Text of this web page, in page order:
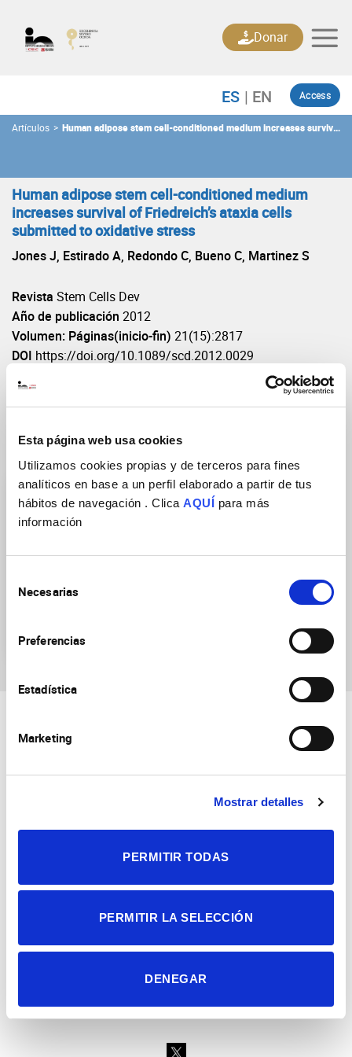
Esta página web usa cookies
Utilizamos cookies propias y de terceros para fines
analíticos en base a un perfil elaborado a partir de tus
hábitos de navegación . Clica AQUÍ para más
información
Necesarias
Preferencias
Estadística
Marketing
Mostrar detalles
PERMITIR TODAS
PERMITIR LA SELECCIÓN
DENEGAR
content
Access
Donar
Artículos > Human adipose stem cell-conditioned medium increases survival
Human adipose stem cell-conditioned medium
increases survival of Friedreich’s ataxia cells
submitted to oxidative stress
Jones J, Estirado A, Redondo C, Bueno C, Martinez S
Revista Stem Cells Dev
Año de publicación 2012
Volumen: Páginas(inicio-fin) 21(15):2817
DOI https://doi.org/10.1089/scd.2012.0029
Grupos de Investigación
Neurobiología de las
enfermedades mentales,
neurooncológicas
Campus de San Juan | Sant Joan d’Alacant
Alicante | España
Tel. + 34 965 23 37 00